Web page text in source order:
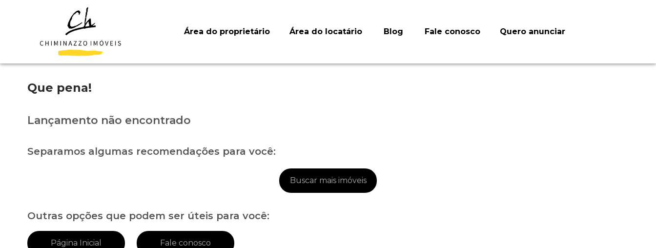
Área do proprietário Área do locatário Blog Fale conosco Quero anunciar
Que pena!
Lançamento não encontrado
Separamos algumas recomendações para você:
Buscar mais imóveis
Outras opções que podem ser úteis para você:
Página Inicial Fale conosco